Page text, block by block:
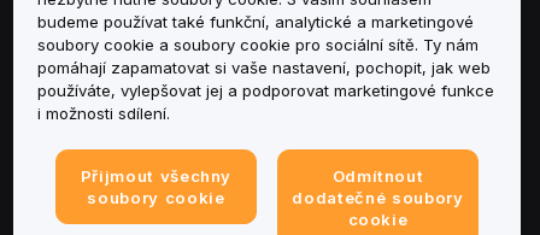
Služby
podpora
Právní informace
budeme používat také funkční, analytické a marketingové
soubory cookie a soubory cookie pro sociální sítě. Ty nám
pomáhají zapamatovat si vaše nastavení, pochopit, jak web
používáte, vylepšovat jej a podporovat marketingové funkce
i možnosti sdílení.
Přijmout všechny
soubory cookie
Odmítnout
dodatečné soubory
cookie